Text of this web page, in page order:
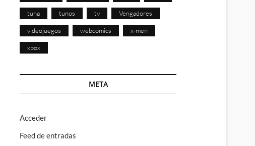
tuna tunos tv Vengadores
videojuegos webcomics x-men
xbox
META
Acceder
Feed de entradas